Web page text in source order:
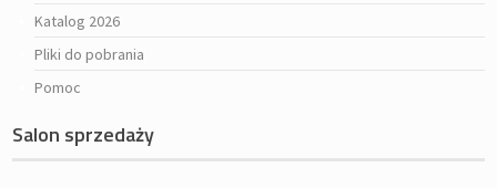
Katalog 2026
Pliki do pobrania
Pomoc
Salon sprzedaży